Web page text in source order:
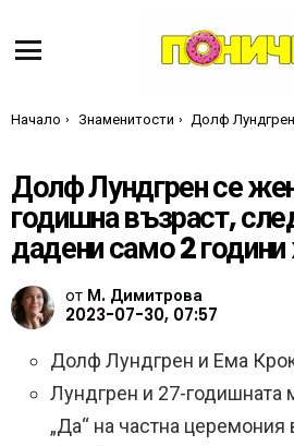
Ти си тук:
Начало Знаменитости Долф Лундгрен се жени на 65-годишна възраст, след като му бяха дадени само 2
Долф Лундгрен се
годишна възраст,
дадени само 2
от М. Димитрова
2023-07-30, 07:57
Долф Лундгрен и Ема
Лундгрен и 27-годишната
„Да“ на частна